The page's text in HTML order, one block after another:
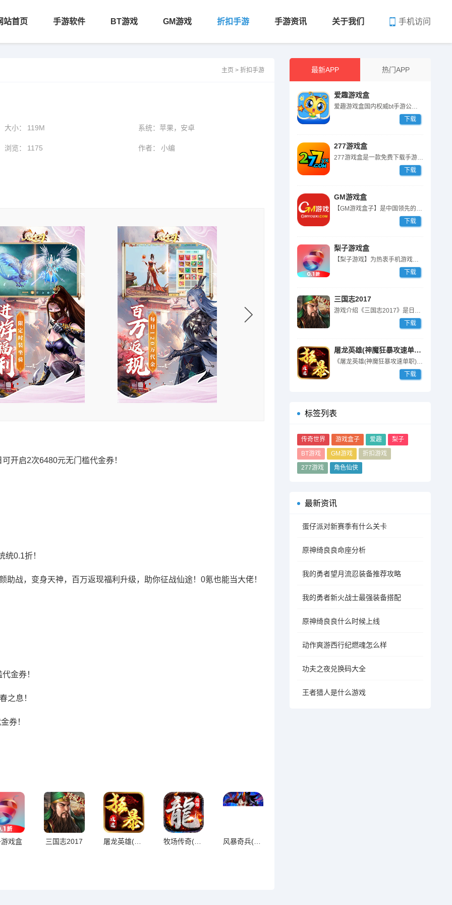
手机访问
站首页 手游软件 BT游戏 GM游戏 折扣手游 手游资讯 关于我们
最新APP 热门APP
爱趣游戏盒
爱趣游戏盒国内权威bt手游公益私服平台,汇聚全网热门变态版gm手游大全...
下载
277游戏盒
277游戏盒是一款免费下载手游的APP，并且支持海外支付功能，聚集了手...
下载
GM游戏盒
【GM游戏盒子】是中国领先的GM版手机游戏盒子平台，返利一键提交，GM...
下载
梨子游戏盒
【梨子游戏】为热衷手机游戏用户量身定制的手游盒子APP，其中拥有海量最...
下载
三国志2017
游戏介绍《三国志2017》是日本光荣特库摩正版授权手游，在原作《三国志...
下载
屠龙英雄(神魔狂暴攻速单职)
《屠龙英雄(神魔狂暴攻速单职)》是一款1.80单职业版本传奇手游。体验...
下载
标签列表
传奇世界 游戏盒子 爱趣
梨子
BT游戏
GM游戏
折扣游戏
277游戏
角色仙侠
最新资讯
蛋仔派对新赛季有什么关卡
原神绮良良命座分析
我的勇者望月流忍装备推荐攻略
我的勇者新火战士最强装备搭配
原神绮良良什么时候上线
动作爽游西行纪燃魂怎么样
功夫之夜兑换码大全
王者猎人是什么游戏
主页 > 折扣手游
大小： 119M 系统：苹果，安卓
浏览： 1175 作者： 小编
开启2次6480元无门槛代金券！
0.1折！
战，变身天神，百万返现福利升级，助你征战仙途！0氪也能当大佬！
金券！
之息！
券！
戏盒 三国志2017 牧场传奇(终身红包免费版) 风暴奇兵(0.05折万元真充)